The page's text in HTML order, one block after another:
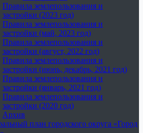
Правила землепользования и
застройки (2023 год)
Правила землепользования и
застройки (май, 2023 год)
Правила землепользования и
застройки (август, 2022 год)
Правила землепользования и
застройки (июнь, декабрь, 2021 год)
Правила землепользования и
застройки (январь, 2021 год)
Правила землепользования и
застройки (2020 год)
Архив
план городского округа «Город